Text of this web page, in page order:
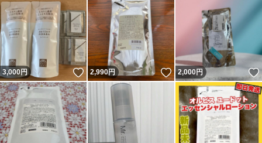
3,000円 いいね！
2,990円 いいね！
2,000円